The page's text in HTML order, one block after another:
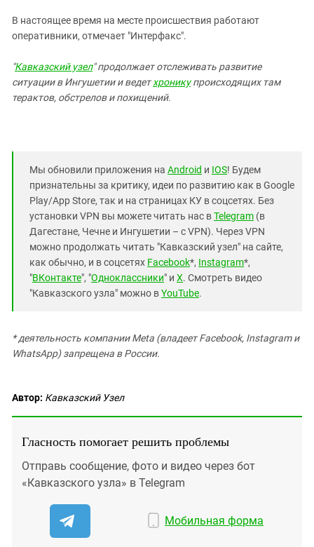
Чечня
Южный Кавказ
В настоящее время на месте происшествия работают
оперативники, отмечает "Интерфакс".
"Кавказский узел" продолжает отслеживать развитие
ситуации в Ингушетии и ведетхронику происходящих там
терактов, обстрелов и похищений.
Мы обновили приложения на Android и IOS! Будем
признательны за критику, идеи по развитию как в Google
Play/App Store, так и на страницах КУ в соцсетях. Без
установки VPN вы можете читать нас вTelegram (в
Дагестане, Чечне и Ингушетии – с VPN). Через VPN
можно продолжать читать "Кавказский узел" на сайте,
как обычно, и в соцсетях Facebook*, Instagram*,
"ВКонтакте", "Одноклассники" и X. Смотреть видео
"Кавказского узла" можно вYouTube.
* деятельность компании Meta (владеет Facebook, Instagram и
WhatsApp) запрещена в России.
Автор: Кавказский Узел
Гласность помогает решить проблемы
Отправь сообщение, фото и видео через бот
«Кавказского узла» в Telegram
Мобильная форма